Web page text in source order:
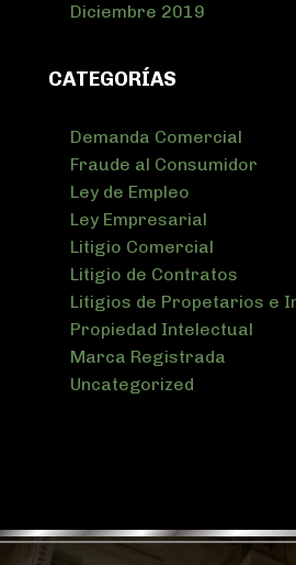
Diciembre 2019
CATEGORÍAS
Demanda Comercial
Fraude al Consumidor
Ley de Empleo
Ley Empresarial
Litigio Comercial
Litigio de Contratos
Litigios de Propetarios e
Propiedad Intelectual
Marca Registrada
Uncategorized